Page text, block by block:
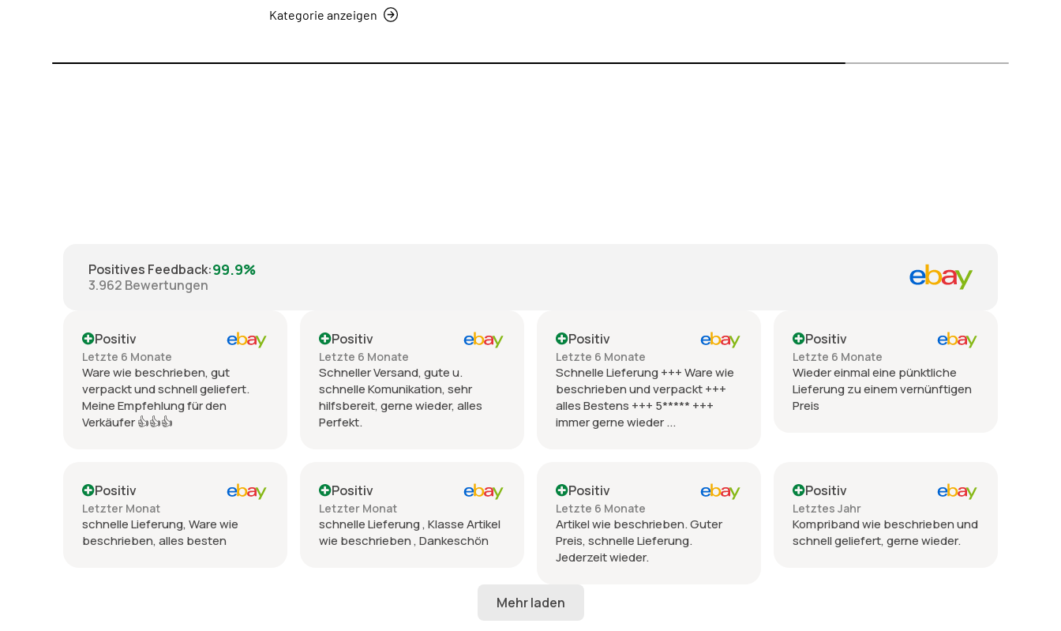
Kategorie anzeigen
Positives Feedback:99.9%
3.962 Bewertungen
Positiv
Letzte 6 Monate
Ware wie beschrieben, gut
verpackt und schnell geliefert.
Meine Empfehlung für den
Verkäufer 👍👍👍
Positiv
Letzte 6 Monate
Schneller Versand, gute u.
schnelle Komunikation, sehr
hilfsbereit, gerne wieder, alles
Perfekt.
Positiv
Letzte 6 Monate
Schnelle Lieferung +++ Ware wie
beschrieben und verpackt +++
alles Bestens +++ 5***** +++
immer gerne wieder ...
Positiv
Letzte 6 Monate
Wieder einmal eine pünktliche
Lieferung zu einem vernünftigen
Preis
Positiv
Letzter Monat
schnelle Lieferung, Ware wie
beschrieben, alles besten
Positiv
Letzter Monat
schnelle Lieferung , Klasse Artikel
wie beschrieben , Dankeschön
Positiv
Letzte 6 Monate
Artikel wie beschrieben. Guter
Preis, schnelle Lieferung.
Jederzeit wieder.
Positiv
Letztes Jahr
Kompriband wie beschrieben und
schnell geliefert, gerne wieder.